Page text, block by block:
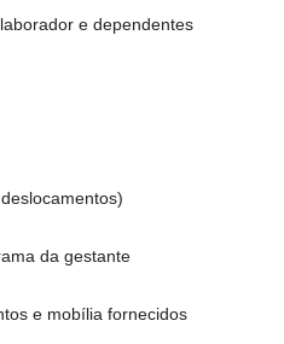
e dependentes
da gestante
e mobília fornecidos